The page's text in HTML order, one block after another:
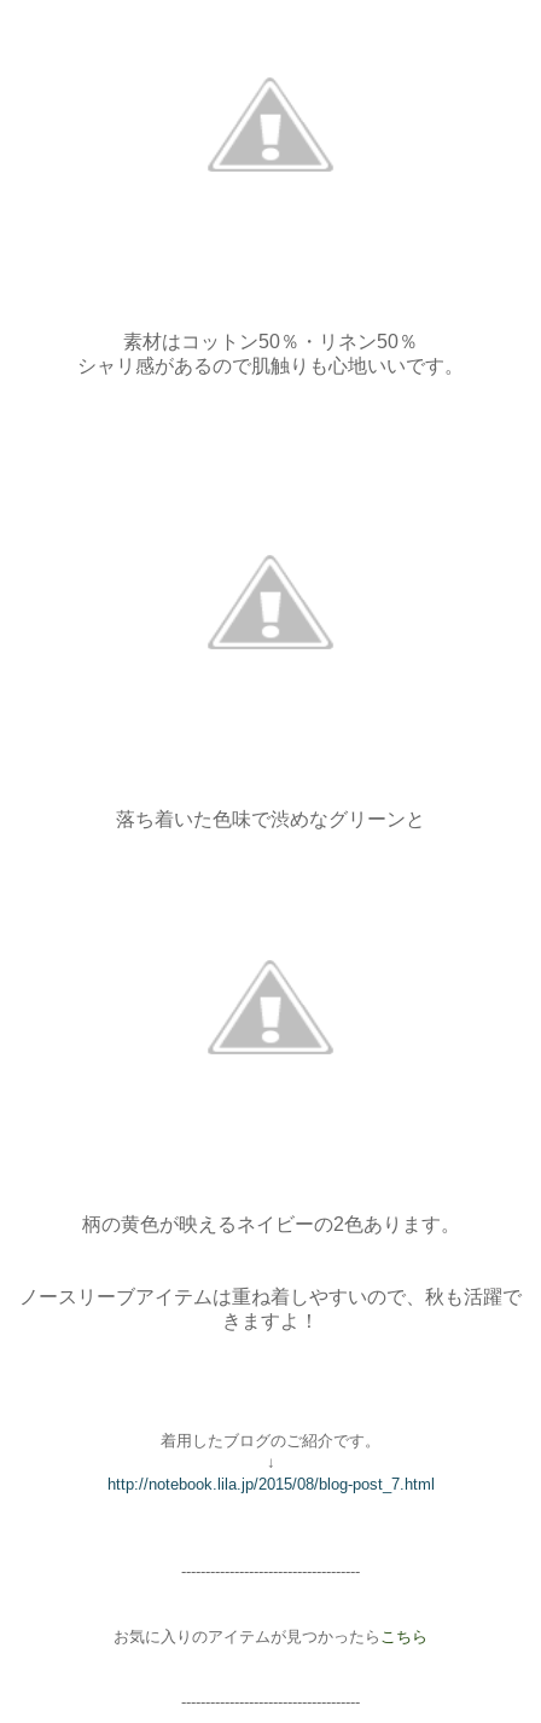
素材はコットン50％・リネン50％
シャリ感があるので肌触りも心地いいです。
落ち着いた色味で渋めなグリーンと
柄の黄色が映えるネイビーの2色あります。
ノースリーブアイテムは重ね着しやすいので、秋も活躍で
きますよ！
着用したブログのご紹介です。
↓
http://notebook.lila.jp/2015/08/blog-post_7.html
-------------------------------------
お気に入りのアイテムが見つかったら こちら
-------------------------------------